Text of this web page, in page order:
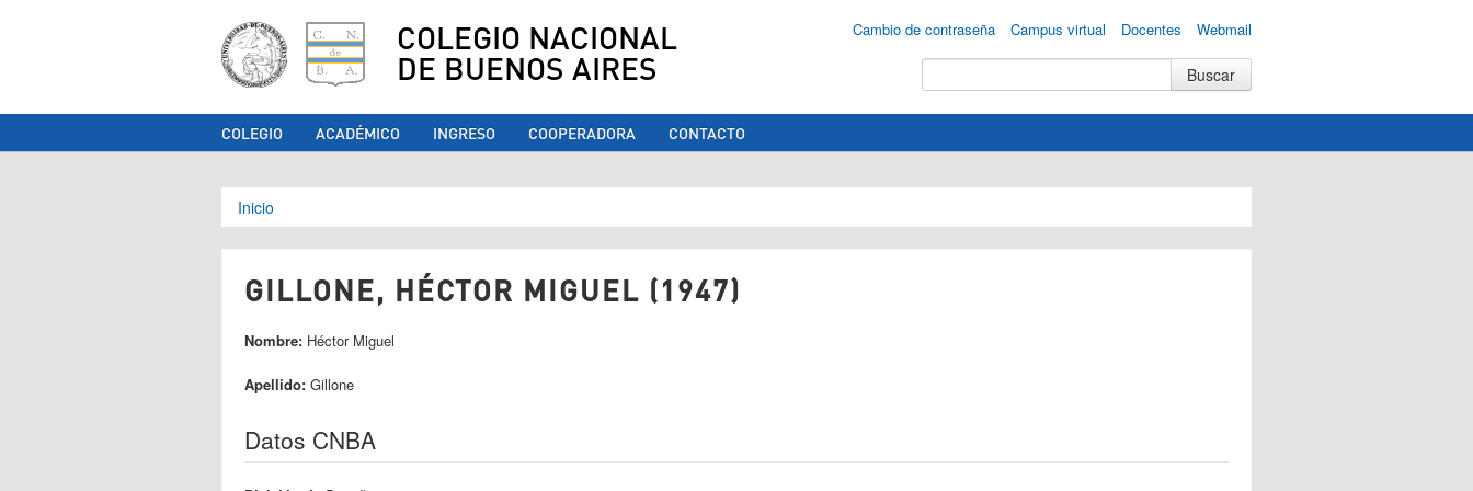
COLEGIO NACIONAL
DE BUENOS AIRES
Cambio de contraseña Campus virtual Docentes Webmail
COLEGIO ACADÉMICO INGRESO COOPERADORA CONTACTO
Se encuentra usted aquí
Inicio
GILLONE, HÉCTOR MIGUEL (1947)
Nombre: Héctor Miguel
Apellido: Gillone
Datos CNBA